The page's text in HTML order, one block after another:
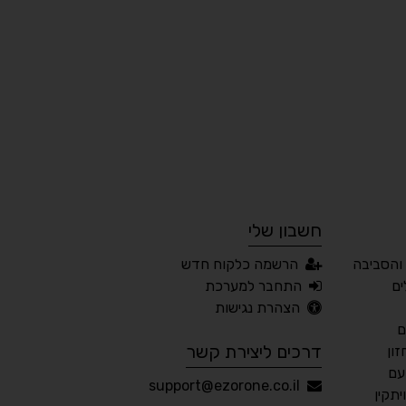
חשבון שלי
הרשמה כלקוח חדש
התחבר למערכת
הצהרת נגישות
דרכים ליצירת קשר
support@ezorone.co.il
📖 דיסלקציה
🖱 מוטורי
English